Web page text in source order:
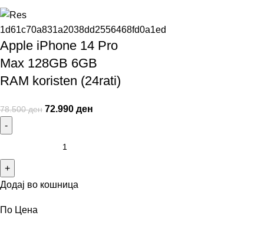
По Цена
Apple iPhone 14 Pro
Max 128GB 6GB
RAM koristen (24rati)
78.500ден 72.990 ден
Додај во кошница